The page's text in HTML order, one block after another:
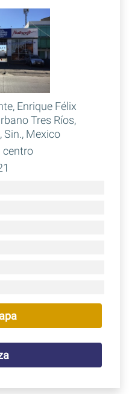
Enrique Félix
Tres Ríos,
Sin., Mexico
centro